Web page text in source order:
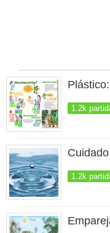
1.2k
1.2k